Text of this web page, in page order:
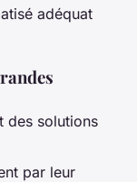
adéquat
des solutions
par leur